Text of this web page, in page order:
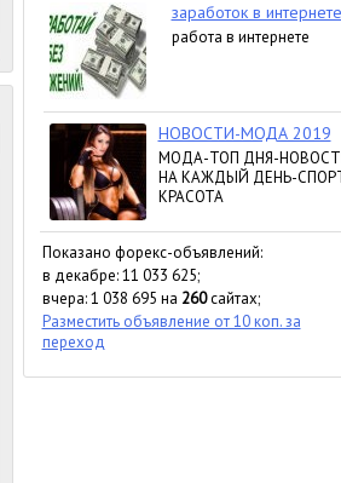
Показано форекс-объявлений:
в декабре: 11 033 625;
вчера: 1 038 695 на 260сайтах;
Разместить объявление от 10 коп. за
переход